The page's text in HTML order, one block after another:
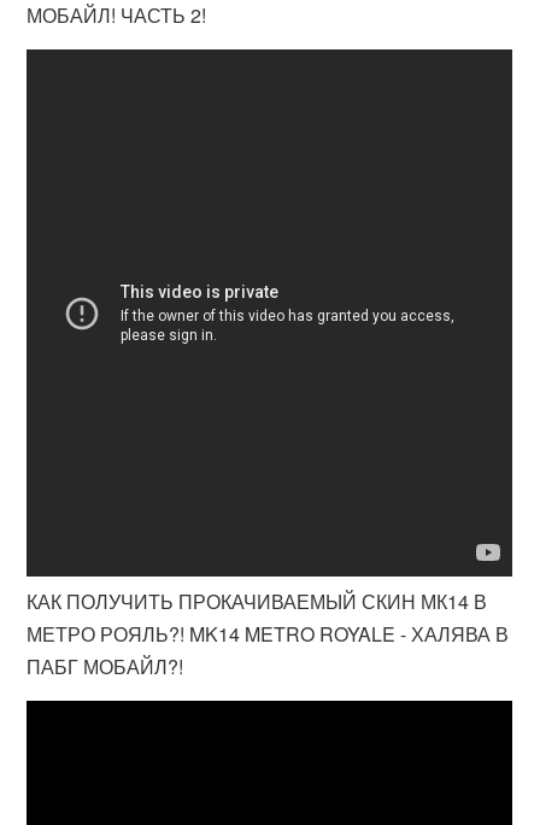
МОБАЙЛ! ЧАСТЬ 2!
КАК ПОЛУЧИТЬ ПРОКАЧИВАЕМЫЙ СКИН МК14 В
МЕТРО РОЯЛЬ?! MK14 METRO ROYALE - ХАЛЯВА В
ПАБГ МОБАЙЛ?!